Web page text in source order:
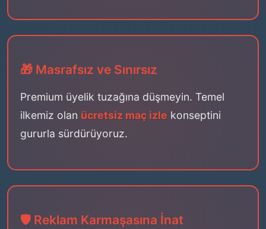
🎁 Masrafsız ve Sınırsız
Premium üyelik tuzağına düşmeyin. Temel
ilkemiz olan ücretsiz maç izle konseptini
gururla sürdürüyoruz.
🛡️ Reklam Karmaşasına İnat